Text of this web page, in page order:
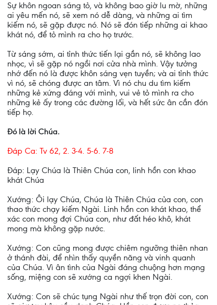
Sự khôn ngoan sáng tỏ, và không bao giờ lu mờ, những
ai yêu mến nó, sẽ xem nó dễ dàng, và những ai tìm
kiếm nó, sẽ gặp được nó. Nó sẽ đón tiếp những ai khao
khát nó, để tỏ mình ra cho họ trước.
Từ sáng sớm, ai tỉnh thức tiến lại gần nó, sẽ không lao
nhọc, vì sẽ gặp nó ngồi nơi cửa nhà mình. Vậy tưởng
nhớ đến nó là được khôn sáng vẹn tuyền; và ai tỉnh thức
vì nó, sẽ chóng được an tâm. Vì nó chu du tìm kiếm
những kẻ xứng đáng với mình, vui vẻ tỏ mình ra cho
những kẻ ấy trong các đường lối, và hết sức ân cần đón
tiếp họ.
Ðó là lời Chúa.
Ðáp Ca: Tv 62, 2. 3-4. 5-6. 7-8
Ðáp: Lạy Chúa là Thiên Chúa con, linh hồn con khao
khát Chúa
Xướng: Ôi lạy Chúa, Chúa là Thiên Chúa của con, con
thao thức chạy kiếm Ngài. Linh hồn con khát khao, thể
xác con mong đợi Chúa con, như đất héo khô, khát
mong mà không gặp nước.
Xướng: Con cũng mong được chiêm ngưỡng thiên nhan
ở thánh đài, để nhìn thấy quyền năng và vinh quanh
của Chúa. Vì ân tình của Ngài đáng chuộng hơn mạng
sống, miệng con sẽ xướng ca ngợi khen Ngài.
Xướng: Con sẽ chúc tụng Ngài như thế trọn đời con, con